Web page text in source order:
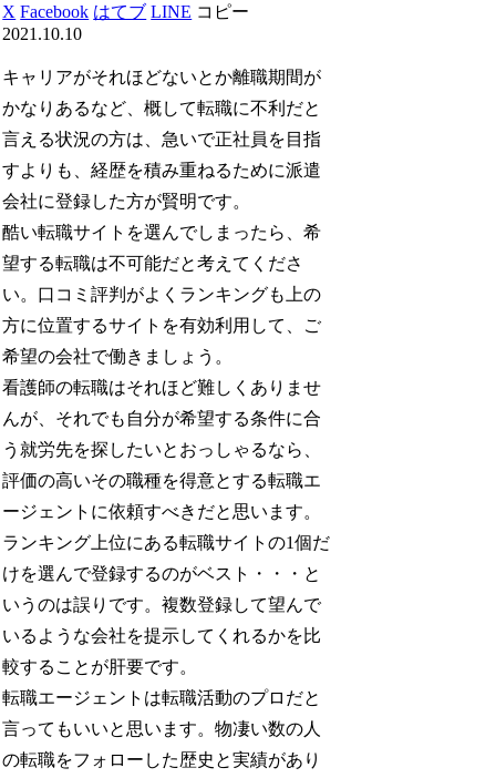
X Facebook はてブ LINE コピー
2021.10.10
キャリアがそれほどないとか離職期間が
かなりあるなど、概して転職に不利だと
言える状況の方は、急いで正社員を目指
すよりも、経歴を積み重ねるために派遣
会社に登録した方が賢明です。
酷い転職サイトを選んでしまったら、希
望する転職は不可能だと考えてくださ
い。口コミ評判がよくランキングも上の
方に位置するサイトを有効利用して、ご
希望の会社で働きましょう。
看護師の転職はそれほど難しくありませ
んが、それでも自分が希望する条件に合
う就労先を探したいとおっしゃるなら、
評価の高いその職種を得意とする転職エ
ージェントに依頼すべきだと思います。
ランキング上位にある転職サイトの1個だ
けを選んで登録するのがベスト・・・と
いうのは誤りです。複数登録して望んで
いるような会社を提示してくれるかを比
較することが肝要です。
転職エージェントは転職活動のプロだと
言ってもいいと思います。物凄い数の人
の転職をフォローした歴史と実績があり